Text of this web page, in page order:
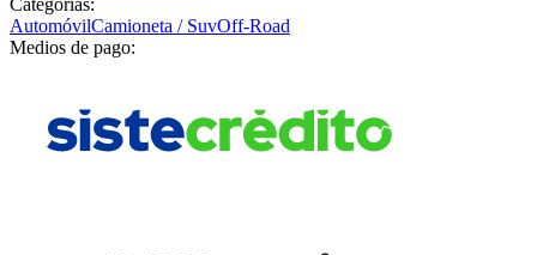
AutomóvilCamioneta / SuvOff-Road
Medios de pago: